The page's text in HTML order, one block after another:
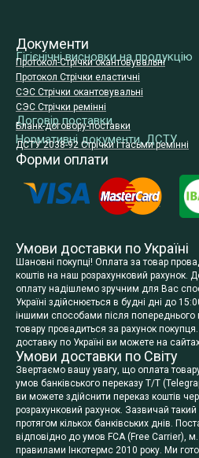
Документи
Гігієнічні висновки на продукцію
Протокол-Стрічки окантовувальні
Протокол Стрічки еластичні
СЭС Стрічки окантовувальні
СЭС Стрічки ремінні
Договір поставки
Бланк-договору-поставки
Нормативні документи, ДСТУ
ДСТУ 2038-92 Стрічки і тасьми ремінні
Форми оплати
Умови доставки по Україні
Шановні покупці! Оплата за товар
коштів на наш розрахунковий рахунок.
оплату надішлемо зручним для Вас
Україні здійснюється в будні дні до
іншими способами після
товару провадиться за рахунок
доставку по Україні ви можете на
Умови доставки по Світу
Звертаємо вашу увагу, що оплата
умов банківського переказу T/T
ви можете здійснити переказ коштів
розрахунковий рахунок. Зазвичай
протягом кількох банківських днів.
відповідно до умов FCA (Free Carrier), м.
правилами Інкотермс 2010 року. Ми